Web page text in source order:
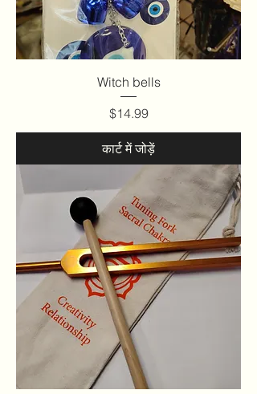
Witch bells
मूल्य
$14.99
कार्ट में जोड़ें